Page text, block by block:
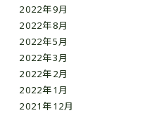
2022年9月
2022年8月
2022年5月
2022年3月
2022年2月
2022年1月
2021年12月